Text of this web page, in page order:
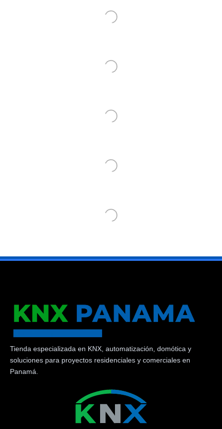
Tienda especializada en KNX, automatización, domótica y
soluciones para proyectos residenciales y comerciales en
Panamá.